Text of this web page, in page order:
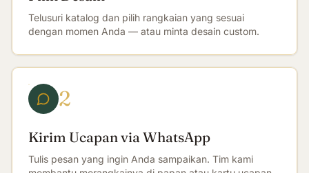
Telusuri katalog dan pilih rangkaian yang sesuai
dengan momen Anda — atau minta desain custom.
2
Kirim Ucapan via WhatsApp
Tulis pesan yang ingin Anda sampaikan. Tim kami